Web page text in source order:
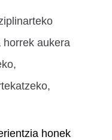
aukera
honek